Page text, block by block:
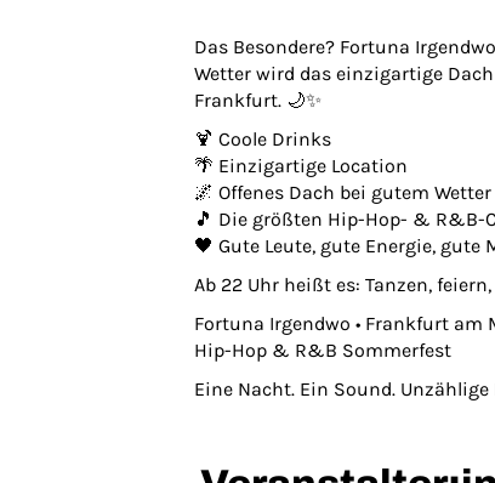
Das Besondere? Fortuna
Wetter wird das einzigartige
Frankfurt. 🌙✨
🍹 Coole Drinks
🌴 Einzigartige Location
🌌 Offenes Dach bei gutem Wetter
🎵 Die größten Hip-Hop- &
🖤 Gute Leute, gute Energie, gute
Ab 22 Uhr heißt es: Tanzen,
Fortuna Irgendwo • Frankfurt am
Hip-Hop & R&B Sommerfest
Eine Nacht. Ein Sound.